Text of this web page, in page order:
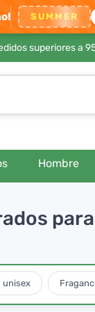
SUMMER
superiores a
Hombre
unisex